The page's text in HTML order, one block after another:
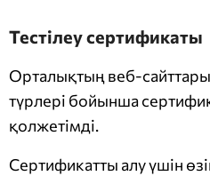
Тестілеу сертификаты
Орталықтың веб-
түрлері бойынша
қолжетімді.
Сертификатты алу үшін